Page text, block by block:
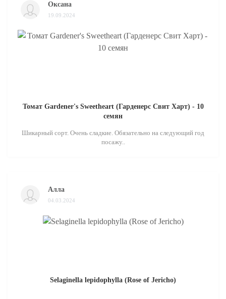
Оксана
19.09.2024
Томат Gardener's Sweetheart (Гарденерс Свит Харт) - 10
семян
Шикарный сорт. Очень сладкие. Обязательно на следующий год
посажу..
Алла
04.03.2024
Selaginella lepidophylla (Rose of Jericho)